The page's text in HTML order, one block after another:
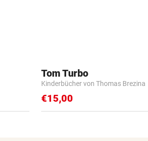
Tom Turbo
Kinderbücher von Thomas Brezina
€15,00